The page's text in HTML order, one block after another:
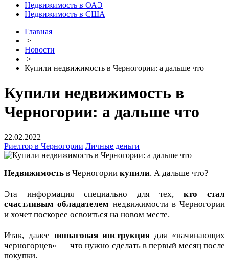
Недвижимость в ОАЭ
Недвижимость в США
Главная
>
Новости
>
Купили недвижимость в Черногории: а дальше что
Купили недвижимость в
Черногории: а дальше что
22.02.2022
Риелтор в Черногории Личные деньги
Недвижимость в Черногории купили. А дальше что?
Эта информация специально для тех, кто стал
счастливым обладателем недвижимости в Черногории
и хочет поскорее освоиться на новом месте.
Итак, далее пошаговая инструкция для «начинающих
черногорцев» — что нужно сделать в первый месяц после
покупки.